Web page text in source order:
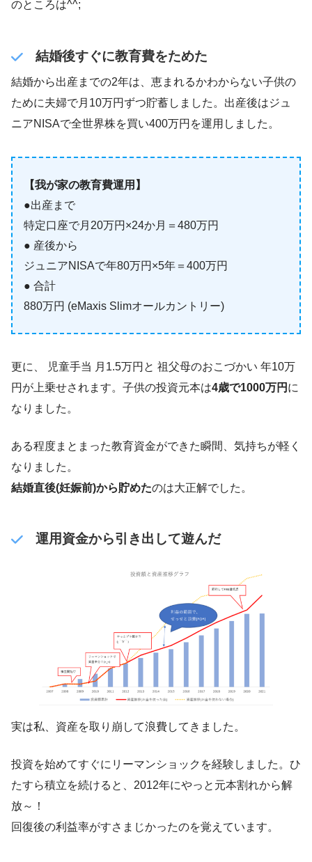
のところは^^;
結婚後すぐに教育費をためた
結婚から出産までの2年は、恵まれるかわからない子供の
ために夫婦で月10万円ずつ貯蓄しました。出産後はジュ
ニアNISAで全世界株を買い400万円を運用しました。
【我が家の教育費運用】
●出産まで
特定口座で月20万円×24か月＝480万円
● 産後から
ジュニアNISAで年80万円×5年＝400万円
● 合計
880万円 (eMaxis Slimオールカントリー)
更に、 児童手当 月1.5万円と 祖父母のおこづかい 年10万
円が上乗せされます。子供の投資元本は4歳で1000万円 に
なりました。
ある程度まとまった教育資金ができた瞬間、気持ちが軽く
なりました。
結婚直後(妊娠前)から貯めたのは大正解でした。
運用資金から引き出して遊んだ
実は私、資産を取り崩して浪費してきました。
投資を始めてすぐにリーマンショックを経験しました。ひ
たすら積立を続けると、2012年にやっと元本割れから解
放～！
回復後の利益率がすさまじかったのを覚えています。